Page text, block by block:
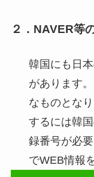
２．NAVER等
韓国にも日
があります
なものとな
するには韓
録番号が必
でWEB情報